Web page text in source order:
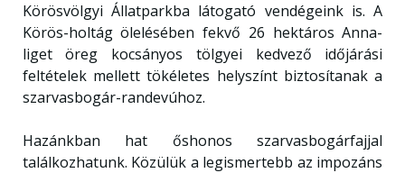
Körösvölgyi Állatparkba látogató vendégeink is. A
Körös-holtág ölelésében fekvő 26 hektáros Anna-
liget öreg kocsányos tölgyei kedvező időjárási
feltételek mellett tökéletes helyszínt biztosítanak a
szarvasbogár-randevúhoz.
Hazánkban hat őshonos szarvasbogárfajjal
találkozhatunk. Közülük a legismertebb az impozáns